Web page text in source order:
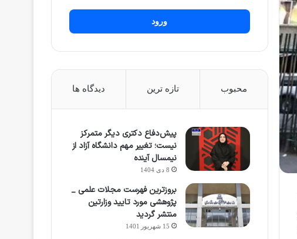
ورود
محبوب تازه ترین دیدگاه ها
پیش‌دفاع دکتری دیگر متمرکز
نیست؛ تغییر مهم دانشگاه آزاد از
نیمسال آینده
8 دی 1404
بروزترین فهرست مجلات علمی _
پژوهشی مورد تایید وزارتین
منتشر گردید
15 شهریور 1401